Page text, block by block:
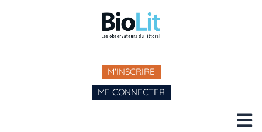
M'INSCRIRE
ME CONNECTER